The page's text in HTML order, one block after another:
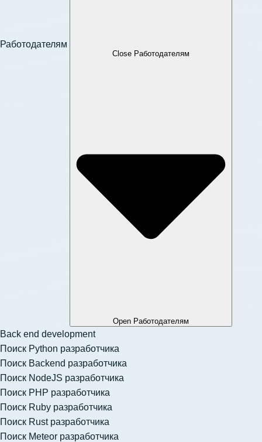
Работодателям
Close Работодателям
Open Работодателям
Back end development
Поиск Python разработчика
Поиск Backend разработчика
Поиск NodeJS разработчика
Поиск PHP разработчика
Поиск Ruby разработчика
Поиск Rust разработчика
Поиск Meteor разработчика